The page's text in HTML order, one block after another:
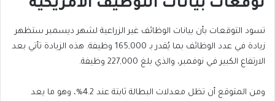
توقعات بيانات التوظيف الأمريكية
تسود التوقعات بأن بيانات الوظائف غير الزراعية لشهر ديسمبر ستظهر
زيادة في عدد الوظائف بما يُقدر بـ 165,000 وظيفة. هذه الزيادة تأتي بعد
الارتفاع الكبير في نوفمبر، والذي بلغ 227,000 وظيفة.
ومن المتوقع أن تظل معدلات البطالة ثابتة عند 4.2%، وهو ما يعد